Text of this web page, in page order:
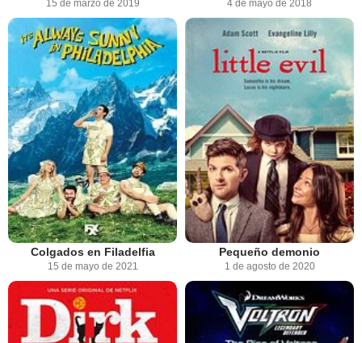
15 de marzo de 2019 4 de mayo de 2018
Colgados en Filadelfia
15 de mayo de 2021
Pequeño demonio
1 de agosto de 2020